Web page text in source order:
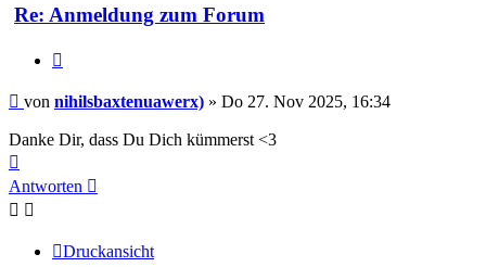
Re: Anmeldung zum Forum
Beitrag
von nihilsbaxtenuawerx) » Do 27. Nov 2025, 16:34
Danke Dir, dass Du Dich kümmerst <3
oben
Antworten
Druckansicht